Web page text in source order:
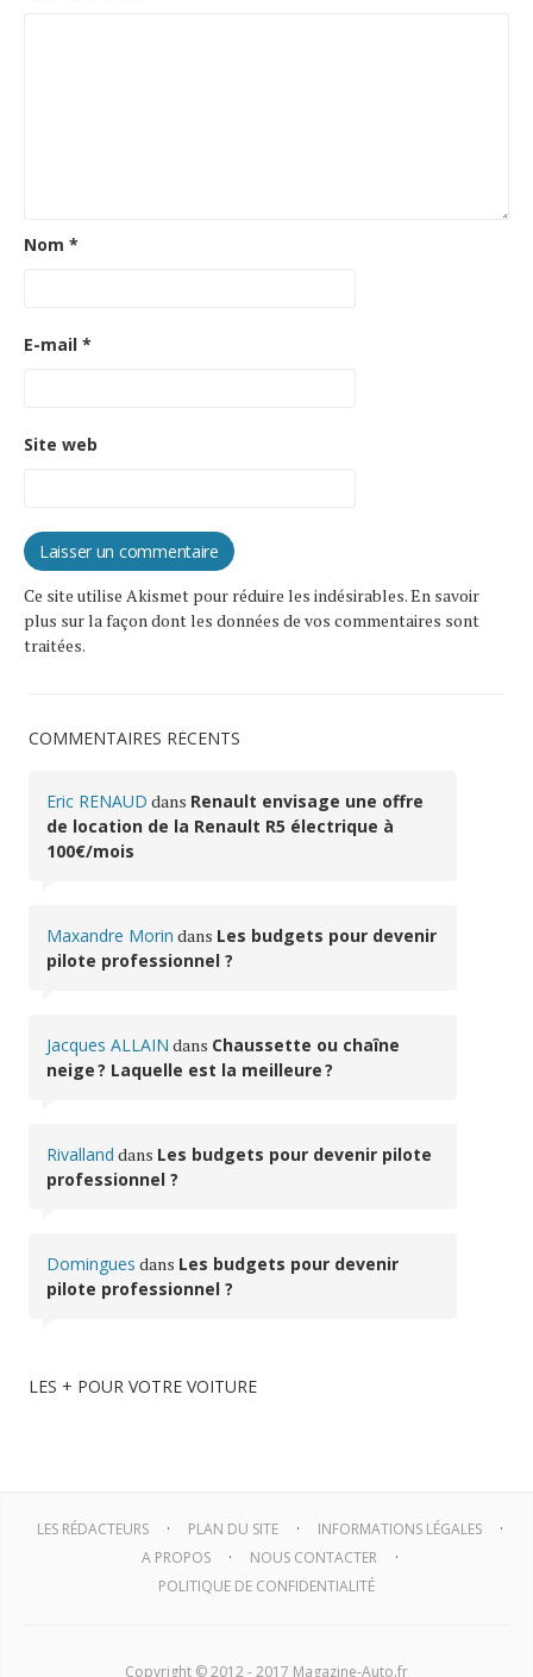
Nom *
E-mail *
Site web
Ce site utilise Akismet pour réduire les indésirables.En savoir
plus sur la façon dont les données de vos commentaires sont
traitées.
COMMENTAIRES RÉCENTS
Eric RENAUD dans Renault envisage une offre
de location de la Renault R5 électrique à
100€/mois
Maxandre Morin dans Les budgets pour devenir
pilote professionnel ?
Jacques ALLAIN dans Chaussette ou chaîne
neige ? Laquelle est la meilleure ?
Rivalland dans Les budgets pour devenir pilote
professionnel ?
Domingues dans Les budgets pour devenir
pilote professionnel ?
LES + POUR VOTRE VOITURE
LES RÉDACTEURS PLAN DU SITE
INFORMATIONS LÉGALES
A PROPOS
NOUS CONTACTER
POLITIQUE DE CONFIDENTIALITÉ
Copyright © 2012 - 2017 Magazine-Auto.fr